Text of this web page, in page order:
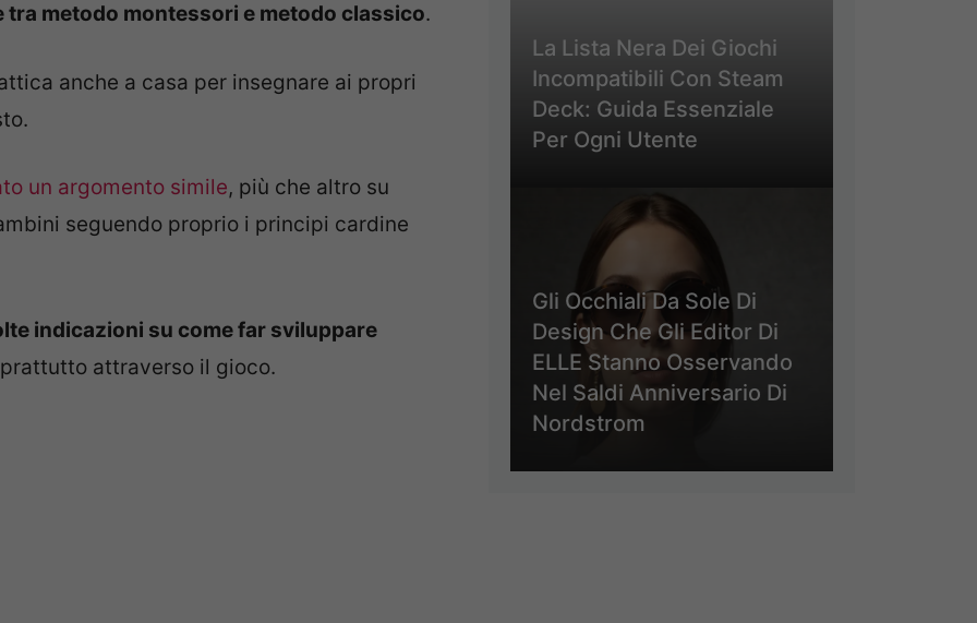
tra metodo montessori e metodo classico.
anche a casa per insegnare ai propri
un argomento simile, più che altro su
seguendo proprio i principi cardine
indicazioni su come far sviluppare
attraverso il gioco.
La Lista Nera Dei Giochi
Incompatibili Con Steam
Deck: Guida Essenziale
Per Ogni Utente
Gli Occhiali Da Sole Di
Design Che Gli Editor Di
ELLE Stanno Osservando
Nel Saldi Anniversario Di
Nordstrom